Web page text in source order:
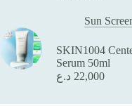
SKIN1004
Serum 50ml
22,000 د.ع